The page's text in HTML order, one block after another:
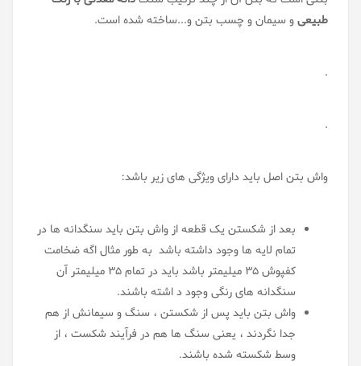
طبیعیو سیمان و چسب بتن و...ساخته شده است.
.
.
واش بتن اصل باید دارای ویژگی های زیر باشد:
بعد از شکستن یک قطعه از واش بتن باید سنگدانه ها در
تمام لایه ها وجود داشته باشد به طور مثال اگه ضخامت
کفپوش 35 میلیمتر باشد باید در تمام 35 میلیمتر آن
سنگدانه های رنگی وجود د اشته باشند.
واش بتن باید پس از شکستن ، سنگ و سیمانش از هم
جدا نگردند ، یعنی سنگ ها هم در فرآیند شکست ، از
وسط شکسته شده باشند.